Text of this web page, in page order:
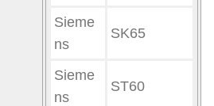
Sieme
ns
SK65
Sieme
ns
ST60